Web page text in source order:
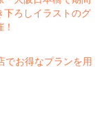
下ろしイラストのグ
でお得なプランを用